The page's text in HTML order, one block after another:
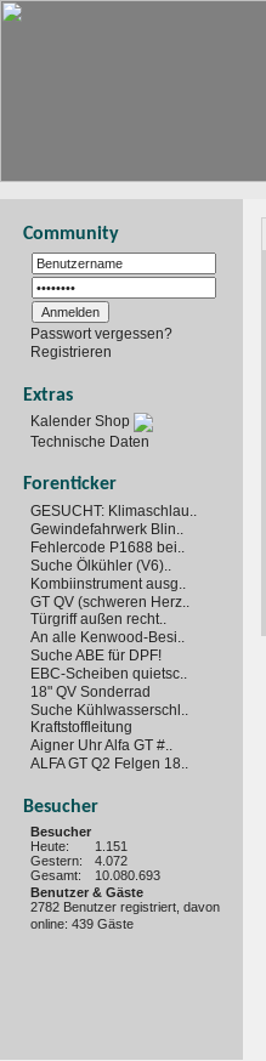
Community
Passwort vergessen?
Registrieren
Extras
Kalender Shop
Technische Daten
Forenticker
GESUCHT: Klimaschlau..
Gewindefahrwerk Blin..
Fehlercode P1688 bei..
Suche Ölkühler (V6)..
Kombiinstrument ausg..
GT QV (schweren Herz..
Türgriff außen recht..
An alle Kenwood-Besi..
Suche ABE für DPF!
EBC-Scheiben quietsc..
18" QV Sonderrad
Suche Kühlwasserschl..
Kraftstoffleitung
Aigner Uhr Alfa GT #..
ALFA GT Q2 Felgen 18..
Besucher
Besucher
Heute:
1.151
Gestern:
4.072
Gesamt:
10.080.693
Benutzer & Gäste
2782 Benutzer registriert, davon
online: 439 Gäste